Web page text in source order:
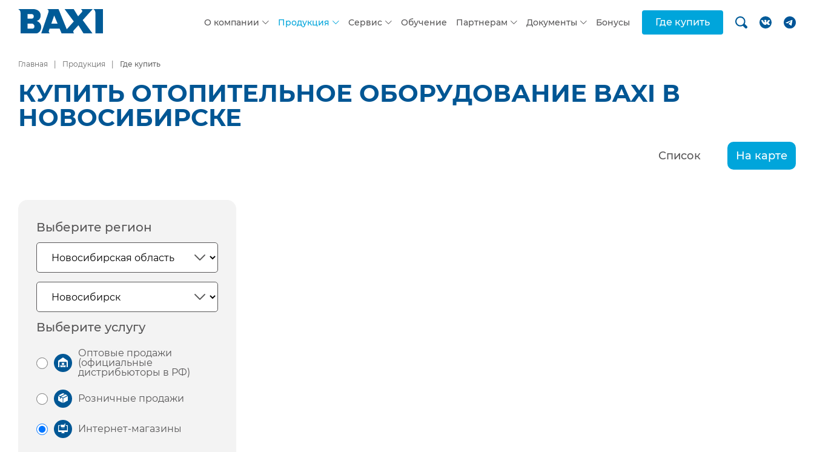
О компании Продукция Сервис Обучение Партнерам Документы Бонусы Где купить
Главная Продукция Где купить
КУПИТЬ ОТОПИТЕЛЬНОЕ ОБОРУДОВАНИЕ BAXI В
НОВОСИБИРСКЕ
Список На карте
Выберите регион
Выберите услугу
Оптовые продажи
(официальные
дистрибьюторы в РФ)
Розничные продажи
Интернет-магазины